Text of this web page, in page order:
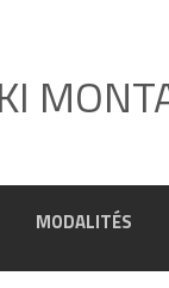
MODALITÉS